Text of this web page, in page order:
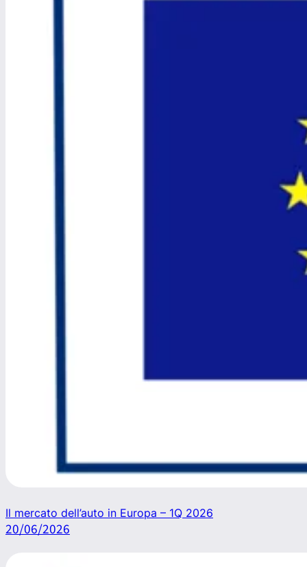
Il mercato dell’auto in Europa – 1Q 2026
20/06/2026